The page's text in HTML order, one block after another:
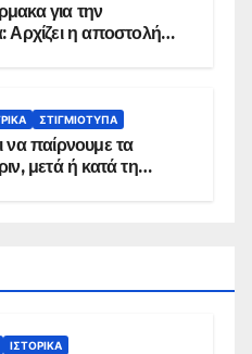
για την
Αρχίζει η αποστολή
ΣΤΙΓΜΙΌΤΥΠΑ
να παίρνουμε τα
μετά ή κατά τη
ΙΣΤΟΡΙΚΆ